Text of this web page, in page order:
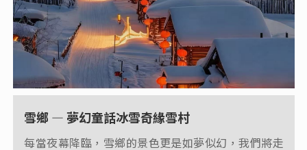
雪鄉 — 夢幻童話冰雪奇緣雪村
每當夜幕降臨，雪鄉的景色更是如夢似幻，我們將走